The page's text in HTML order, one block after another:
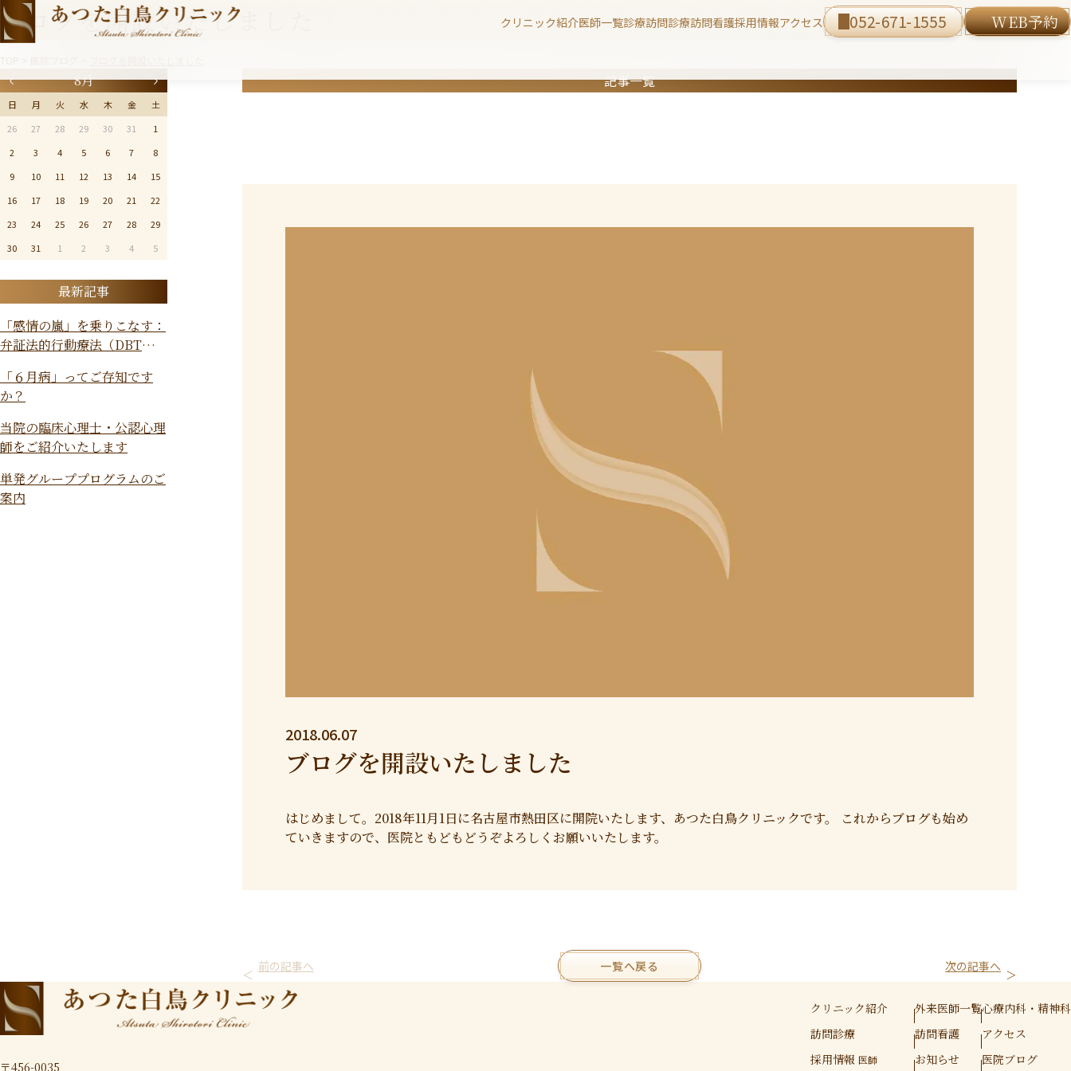
クリニック紹介医師一覧診療訪問診療訪問看護採用情報アクセス 052-671-1555 WEB予約
ブログを開設いたしました
TOP
記事一覧
2018.06.07
ブログを開設いたしました
はじめまして。2018年11月1日に名古屋市熱田区に開院いたします、あつた白鳥クリニックです。 これからブログも始め
ていきますので、医院ともどもどうぞよろしくお願いいたします。
前の記事へ 一覧へ戻る 次の記事へ
8月
日 月 火 水 木 金
土
26
27 28 29 30 31
1
2
3 4 5 6 7
8
9
10 11 12 13 14
15
16
17 18 19 20 21
22
23
24 25 26 27 28
29
30
31 1 2 3 4 5
最新記事
「感情の嵐」を乗りこなす：
弁証法的行動療法（DBT）で
ド「６月病」ってご存知です
か？
当院の臨床心理士・公認心理
師をご紹介いたします
単発グループプログラムのご
案内
〒456-0035
クリニック紹介
訪問診療
採用情報 医師
外来医師一覧
訪問看護
お知らせ
心療内科・精神科
アクセス
医院ブログ